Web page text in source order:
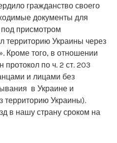
гражданство своего
документы для
присмотром
территорию Украины через
Кроме того, в отношении
протокол по ч. 2 ст. 203
и лицами без
в Украине и
территорию Украины).
в нашу страну сроком на